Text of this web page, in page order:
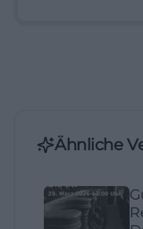
Ähnliche